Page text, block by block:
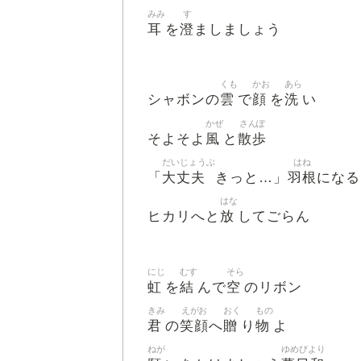
耳
みみ
を澄
す
ましましょう
シャボンの雲
くも
で顔
かお
を洗
あら
い
そよそよ 風
かぜ
と 散歩
さんぽ
「 大丈夫
だいじょうぶ
きっと…」 羽根
はね
にな
ヒカリへと 放
はな
してごらん
虹
にじ
を結
むす
んで空
そら
のリボン
君
きみ
の笑顔
えがお
へ贈
おく
り 物
もの
よ
ねが ゆめびより